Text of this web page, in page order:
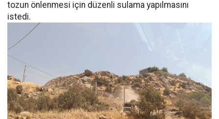
tozun önlenmesi için düzenli sulama yapılmasını
istedi.